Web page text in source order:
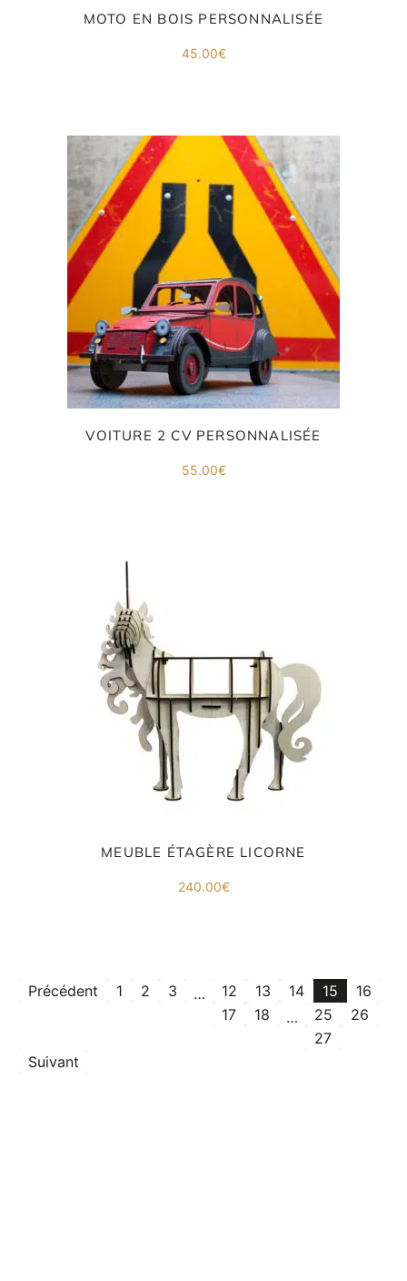
MOTO EN BOIS PERSONNALISÉE
45.00€
VOITURE 2 CV PERSONNALISÉE
55.00€
MEUBLE ÉTAGÈRE LICORNE
240.00€
Précédent 1 2 3 … 12 13 14 15
16
17
18 … 25
26
27
Suivant